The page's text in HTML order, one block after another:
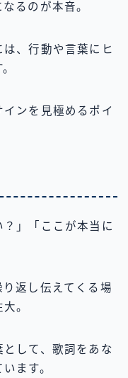
るのが本音。
、行動や言葉にヒ
ンを見極めるポイ
？」「ここが本当に
返し伝えてくる場
。
して、歌詞をあな
ます。